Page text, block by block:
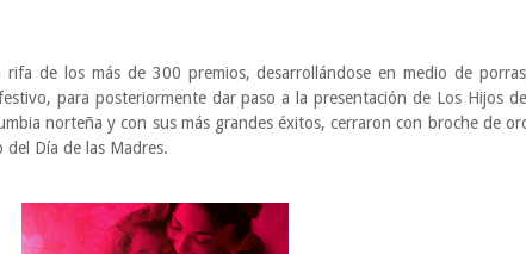
rifa de los más de 300 premios, desarrollándose en medio de
para posteriormente dar paso a la presentación de Los Hijos del
norteña y con sus más grandes éxitos, cerraron con broche de
Día de las Madres.